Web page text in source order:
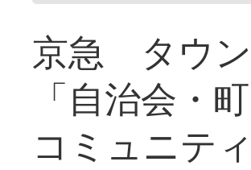
京急 タウ
「自治会・
コミュニテ